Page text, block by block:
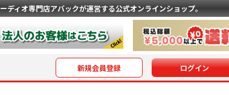
ディオ専門店アバックが運営する公式オンラインショップ。
新規会員登録 ログイン